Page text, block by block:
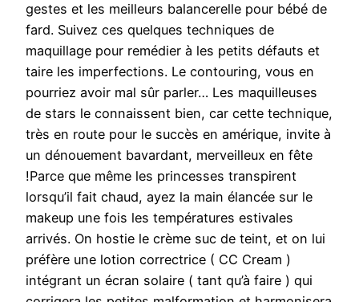
gestes et les meilleurs balancerelle pour bébé de
fard. Suivez ces quelques techniques de
maquillage pour remédier à les petits défauts et
taire les imperfections. Le contouring, vous en
pourriez avoir mal sûr parler… Les maquilleuses
de stars le connaissent bien, car cette technique,
très en route pour le succès en amérique, invite à
un dénouement bavardant, merveilleux en fête
!Parce que même les princesses transpirent
lorsqu’il fait chaud, ayez la main élancée sur le
makeup une fois les températures estivales
arrivés. On hostie le crème suc de teint, et on lui
préfère une lotion correctrice ( CC Cream )
intégrant un écran solaire ( tant qu’à faire ) qui